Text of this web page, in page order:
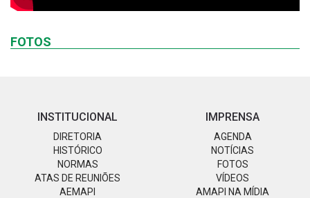
FOTOS
INSTITUCIONAL
DIRETORIA
HISTÓRICO
NORMAS
ATAS DE REUNIÕES
AEMAPI
IMPRENSA
AGENDA
NOTÍCIAS
FOTOS
VÍDEOS
AMAPI NA MÍDIA